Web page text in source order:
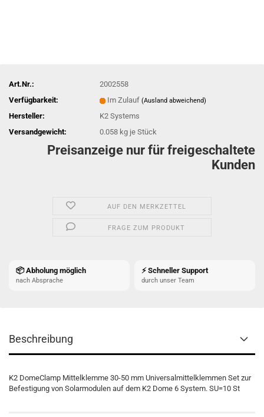
Art.Nr.:
2002558
Verfügbarkeit:
Im Zulauf (Ausland abweichend)
Hersteller:
K2 Systems
Versandgewicht:
0.058 kg je Stück
Preisanzeige nur für freigeschaltete
Kunden
AUF DEN MERKZETTEL
FRAGE ZUM PRODUKT
📦 Abholung möglich
nach Absprache
⚡ Schneller Support
durch unser Team
Beschreibung
K2 DomeClamp Mittelklemme 30-50 mm Universalmittelklemmen Set zur
Befestigung von Solarmodulen auf dem K2 Dome 6 System. SU=10 St